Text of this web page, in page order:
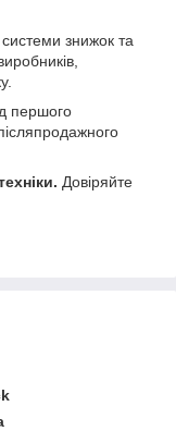
знижок та
першого
Довіряйте